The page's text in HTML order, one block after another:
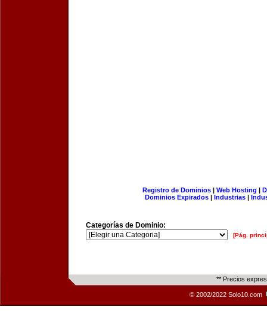
Registro de Dominios| Web Hosting |
Dominios Expirados | Industrias |
Categorías de Dominio:
[Pág.
** Precios
© 2002/2022 Solo10.com